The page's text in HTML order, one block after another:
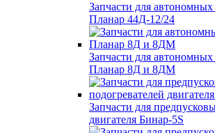
Запчасти для автономных
Планар 44Д-12/24
Запчасти для автономных
Планар 8Д и 8ДМ
Запчасти для
двигателя Бинар-5S